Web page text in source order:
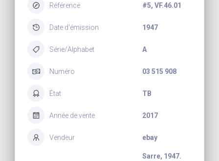
Référence #5, VF.46.01
Date d'émission 1947
Série/Alphabet A
Numéro 03 515 908
État TB
Année de vente 2017
Vendeur ebay
Sarre, 1947.